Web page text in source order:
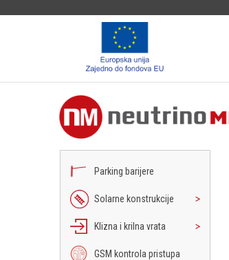
Parking barijere
Solarne konstrukcije
Klizna i krilna vrata
GSM kontrola pristupa